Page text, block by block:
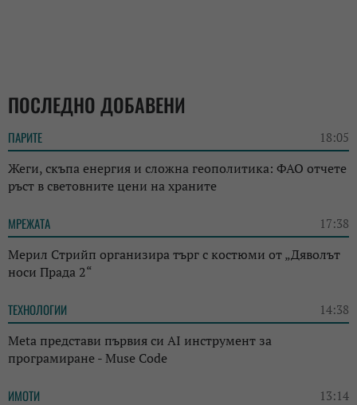
ПОСЛЕДНО ДОБАВЕНИ
ПАРИТЕ 18:05
Жеги, скъпа енергия и сложна геополитика: ФАО отчете
ръст в световните цени на храните
МРЕЖАТА 17:38
Мерил Стрийп организира търг с костюми от „Дяволът
носи Прада 2“
ТЕХНОЛОГИИ 14:38
Meta представи първия си AI инструмент за
програмиране - Muse Code
ИМОТИ 13:14